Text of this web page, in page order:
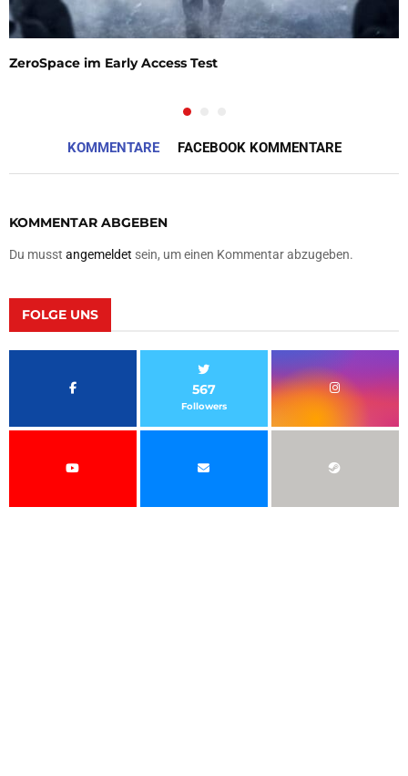
ZeroSpace im Early Access Test
KOMMENTARE FACEBOOK KOMMENTARE
KOMMENTAR ABGEBEN
Du musst angemeldet sein, um einen Kommentar abzugeben.
FOLGE UNS
567
Followers